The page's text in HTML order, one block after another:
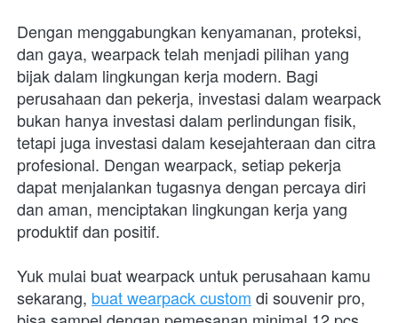
Dengan menggabungkan kenyamanan, proteksi,
dan gaya, wearpack telah menjadi pilihan yang
bijak dalam lingkungan kerja modern. Bagi
perusahaan dan pekerja, investasi dalam wearpack
bukan hanya investasi dalam perlindungan fisik,
tetapi juga investasi dalam kesejahteraan dan citra
profesional. Dengan wearpack, setiap pekerja
dapat menjalankan tugasnya dengan percaya diri
dan aman, menciptakan lingkungan kerja yang
produktif dan positif.
Yuk mulai buat wearpack untuk perusahaan kamu
sekarang, buat wearpack custom di souvenir pro,